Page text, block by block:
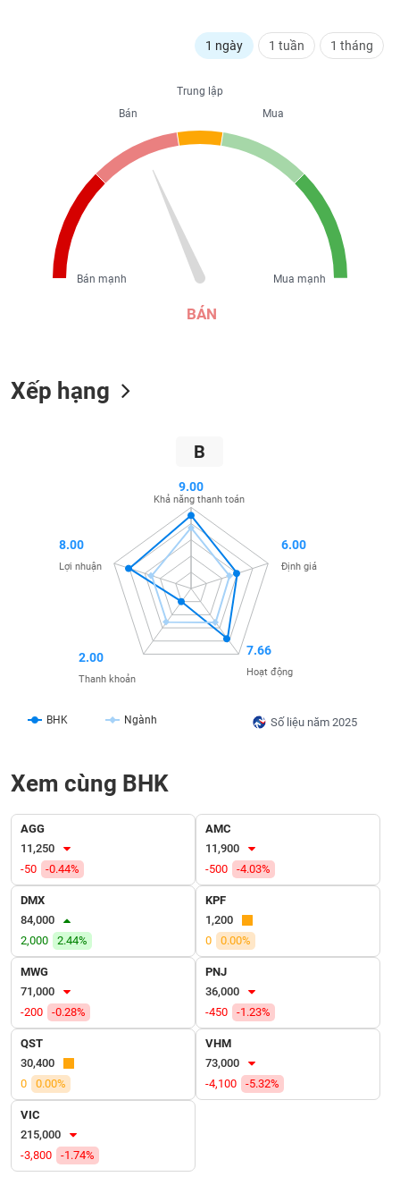
1 ngày 1 tuần 1 tháng
BÁN
Trung lập
Mua
Mua mạnh
Bán
Bán mạnh
Xếp hạng
B
Số liệu năm 2025
BHK Ngành
9.00
Khả năng thanh toán
6.00
Định giá
7.66
Hoạt động
2.00
Thanh khoản
8.00
Lợi nhuận
Xem cùng BHK
AGG
11,250
-50
-0.44%
AMC
11,900
-500
-4.03%
DMX
84,000
2,000
2.44%
KPF
1,200
0
0.00%
MWG
71,000
-200
-0.28%
PNJ
36,000
-450
-1.23%
QST
30,400
0
0.00%
VHM
73,000
-4,100
-5.32%
VIC
215,000
-3,800
-1.74%
TIÊU
DÙNG
THIẾT
CHĂM
SÓC
CHÍNH
DỊCH
TRUYỀN
THÔNG
TIỆN
ÍCH
BẤT
ĐỘNG
SẢN
chứng
khoán
(-)